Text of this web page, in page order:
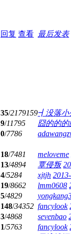
回复 查看 最后发表
35/2179159┫没落
9/11795 囧的的
0/7786
18/7481 meloveme
13/4894 覃侵叛
4/5284 xjtjh
19/8662 lmm0608
5/4829
148/34352 fancylook
3/4868 sevenbao
1/5763 fancylook